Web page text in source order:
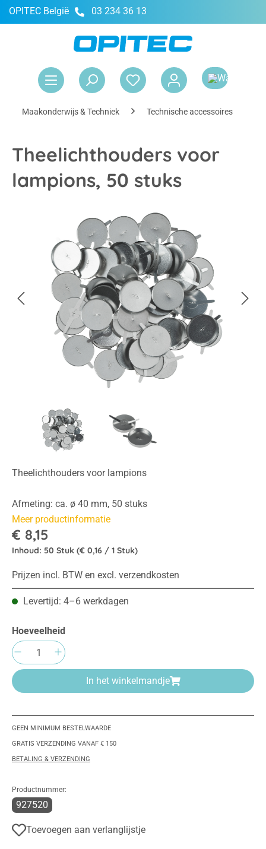
OPITEC België 03 234 36 13
Maakonderwijs & Techniek Technische accessoires
Theelichthouders voor
lampions, 50 stuks
Theelichthouders voor lampions
Afmeting: ca. ø 40 mm, 50 stuks
Meer productinformatie
€ 8,15
Inhoud: 50 Stuk (€ 0,16 / 1 Stuk)
Prijzen incl. BTW en excl. verzendkosten
Levertijd: 4–6 werkdagen
Hoeveelheid
Producthoeveelheid: Voer de gewenste
In het winkelmandje
GEEN MINIMUM BESTELWAARDE
GRATIS VERZENDING VANAF € 150
BETALING & VERZENDING
Productnummer:
927520
Toevoegen aan verlanglijstje